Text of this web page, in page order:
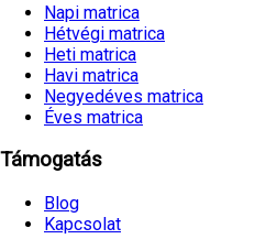
Napi matrica
Hétvégi matrica
Heti matrica
Havi matrica
Negyedéves matrica
Éves matrica
Támogatás
Blog
Kapcsolat